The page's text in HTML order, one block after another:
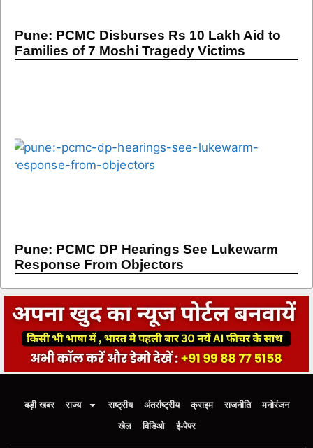
Pune: PCMC Disburses Rs 10 Lakh Aid to
Families of 7 Moshi Tragedy Victims
Pune: PCMC DP Hearings See Lukewarm
Response From Objectors
बड़ी खबर राज्य राष्ट्रीय अंतर्राष्ट्रीय क्राइम राजनीति
मनोरंजन
खेल
विडिओ ई-पेपर